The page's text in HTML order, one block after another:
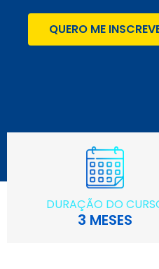
QUERO ME
DURAÇÃO DO
3 MESES